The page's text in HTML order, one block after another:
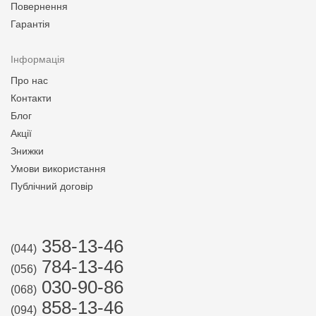
Повернення
Гарантія
Інформація
Про нас
Контакти
Блог
Акції
Знижки
Умови використання
Публічний договір
(044) 358-13-46
(056) 784-13-46
(068) 030-90-86
(094) 858-13-46